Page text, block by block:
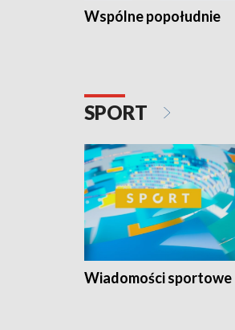
Wspólne popołudnie
SPORT
Wiadomości sportowe